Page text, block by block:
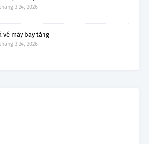
tháng 3 24, 2026
vé máy bay tăng
tháng 3 24, 2026